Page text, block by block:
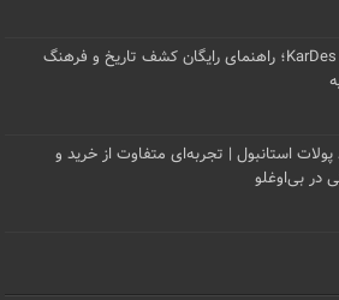
اپلیکیشن KarDes؛ راهنمای رایگان کشف تاریخ و فرهنگ
پولات استانبول | تجربه‌ای متفاوت از خرید و
در بی‌اوغلو